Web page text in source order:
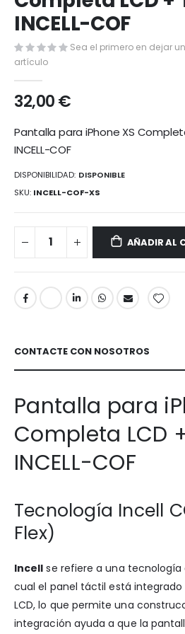
de
la
galería
de
imágenes
INCELL-COF
Sea el primero en dejar
artículo
32,00 €
Pantalla para iPhone XS
INCELL-COF
DISPONIBILIDAD: DISPONIBLE
SKU INCELL-COF-XS
AÑADIR AL
CONTACTE CON NOSOTROS
Pantalla para
Completa LCD
INCELL-COF
Tecnología Incell
Flex)
Incell se refiere a una tecnología
cual el panel táctil está
LCD, lo que permite una
integración ayuda a que la